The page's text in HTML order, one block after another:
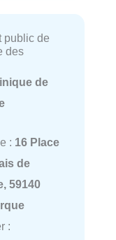
public de
des
de
: 16 Place
de
59140
: